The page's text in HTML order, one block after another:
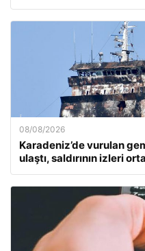
08/08/2026
Karadeniz’de vurulan
ulaştı, saldırının izleri